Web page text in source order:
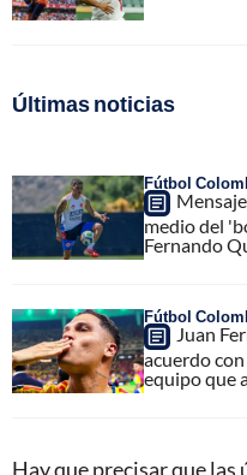
Últimas noticias
Fútbol
medio del
Fernando
Fútbol
Juan
acuerdo
equipo que
Hay que precisar que